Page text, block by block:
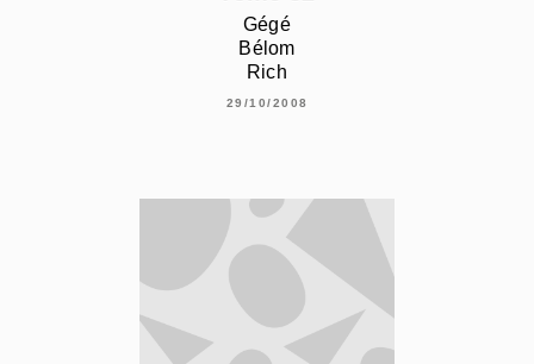
Gégé
Bélom
Rich
29/10/2008